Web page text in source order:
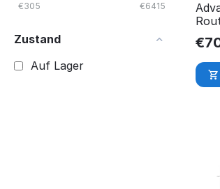
€305 €6415
Zustand
Auf Lager
€